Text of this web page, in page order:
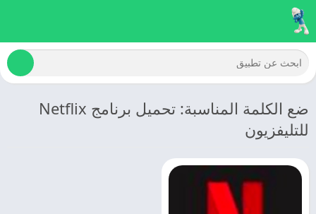
ضع الكلمة المناسبة: تحميل برنامج Netflix
للتليفزيون